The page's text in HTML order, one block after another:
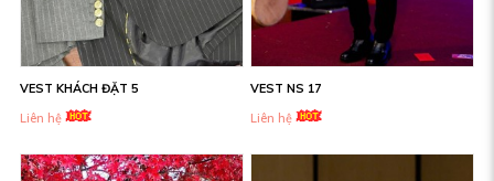
VEST KHÁCH ĐẶT 5
Liên hệ
VEST NS 17
Liên hệ